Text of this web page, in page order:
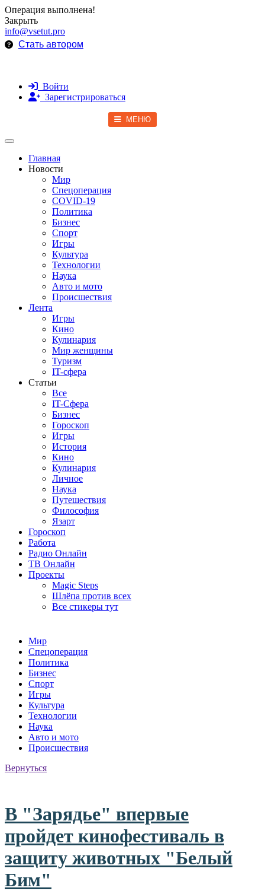
Операция выполнена!
Закрыть
info@vsetut.pro
Стать автором
Войти
Зарегистрироваться
МЕНЮ
Toggle navigation
Главная
Новости
Мир
Спецоперация
COVID-19
Политика
Бизнес
Спорт
Игры
Культура
Технологии
Наука
Авто и мото
Происшествия
Лента
Игры
Кино
Кулинария
Мир женщины
Туризм
IT-сфера
Статьи
Все
IT-Сфера
Бизнес
Гороскоп
Игры
История
Кино
Кулинария
Личное
Наука
Путешествия
Философия
Язарт
Гороскоп
Работа
Радио Онлайн
ТВ Онлайн
Проекты
Magic Steps
Шлёпа против всех
Все стикеры тут
Мир
Спецоперация
Политика
Бизнес
Спорт
Игры
Культура
Технологии
Наука
Авто и мото
Происшествия
Вернуться
В "Зарядье" впервые
пройдет кинофестиваль в
защиту животных "Белый
Бим"